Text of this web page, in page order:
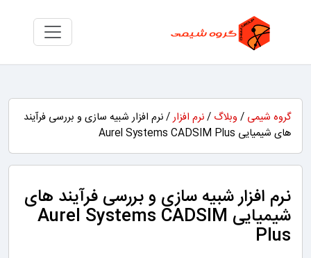
گروه شیمی / وبلاگ /نرم افزار/ نرم افزار شبیه سازی و بررسی فرآیند
های شیمیایی Aurel Systems CADSIM Plus
نرم افزار شبیه سازی و بررسی فرآیند های
شیمیایی Aurel Systems CADSIM
Plus